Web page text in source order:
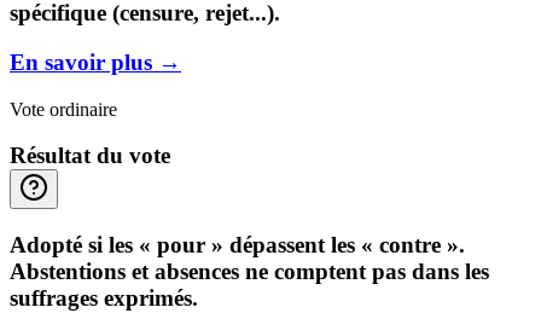
spécifique (censure, rejet...).
En savoir plus →
Vote ordinaire
Résultat du vote
Adopté si les « pour » dépassent les « contre ».
Abstentions et absences ne comptent pas dans les
suffrages exprimés.